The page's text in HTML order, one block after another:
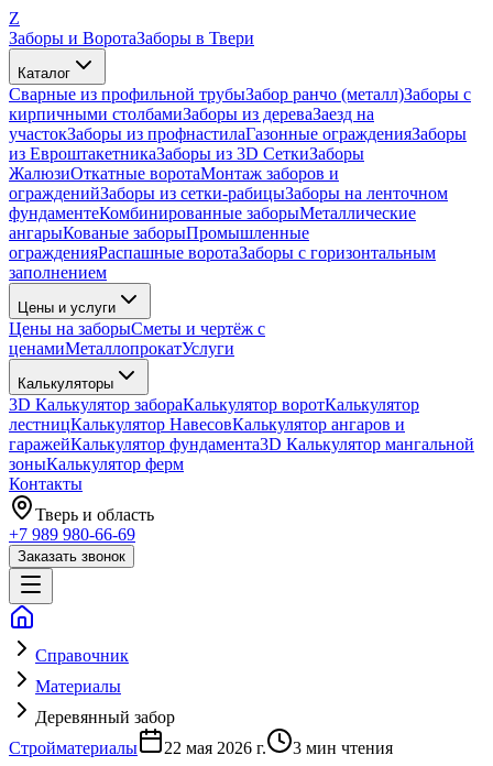
Z
Заборы и ВоротаЗаборы в Твери
Каталог
Сварные из профильной трубыЗабор ранчо (металл)Заборы с
кирпичными столбамиЗаборы из дереваЗаезд на
участокЗаборы из профнастилаГазонные огражденияЗаборы
из ЕвроштакетникаЗаборы из 3D СеткиЗаборы
ЖалюзиОткатные воротаМонтаж заборов и
огражденийЗаборы из сетки-рабицыЗаборы на ленточном
фундаментеКомбинированные заборыМеталлические
ангарыКованые заборыПромышленные
огражденияРаспашные воротаЗаборы с горизонтальным
заполнением
Цены и услуги
Цены на заборыСметы и чертёж с
ценамиМеталлопрокатУслуги
Калькуляторы
3D Калькулятор забораКалькулятор воротКалькулятор
лестницКалькулятор НавесовКалькулятор ангаров и
гаражейКалькулятор фундамента3D Калькулятор мангальной
зоныКалькулятор ферм
Контакты
Тверь и область
+7 989 980-66-69
Заказать звонок
Справочник
Материалы
Деревянный забор
Стройматериалы
22 мая 2026 г. 3 мин чтения